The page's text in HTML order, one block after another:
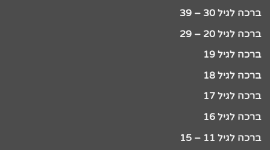
ברכה לגיל 30 – 39
ברכה לגיל 20 – 29
ברכה לגיל 19
ברכה לגיל 18
ברכה לגיל 17
ברכה לגיל 16
ברכה לגיל 11 – 15